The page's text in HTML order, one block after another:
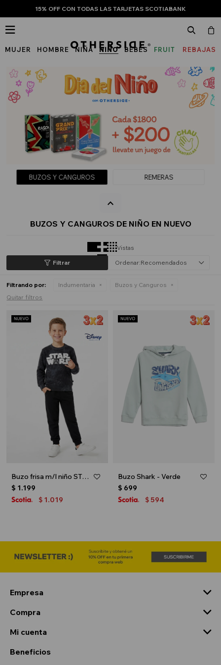
15% OFF CON TODAS LAS TARJETAS SCOTIABANK
MUJER HOMBRE NIÑA NIÑO BEBÉS
FRUIT
THE
LOOM
REBAJAS

BUZOS Y CANGUROS REMERAS
BUZOS Y CANGUROS DE NIÑO EN NUEVO
Vistas
Recomendados
Filtrando por: Indumentaria
Buzos y Canguros
Quitar filtros
Buzo frisa m/l niño STAR WARS - Negro
$ 1.199
$ 1.019
Buzo Shark - Verde
$ 699
$ 594
Empresa
Compra
Mi cuenta
Beneficios